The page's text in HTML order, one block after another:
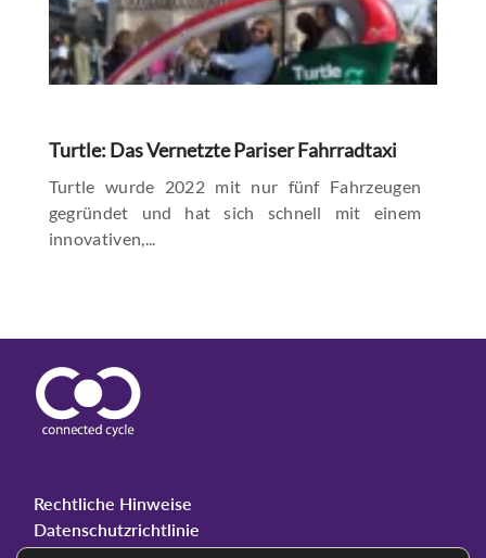
Turtle: Das Vernetzte Pariser Fahrradtaxi
Turtle wurde 2022 mit nur fünf Fahrzeugen
gegründet und hat sich schnell mit einem
innovativen,...
Rechtliche Hinweise
Datenschutzrichtlinie